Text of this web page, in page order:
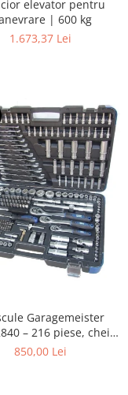
elevator pentru
| 600 kg
1.673,37 Lei
Garagemeister
– 216 piese, chei
1/4”, 3/8”, 1/2”, biți,
850,00 Lei